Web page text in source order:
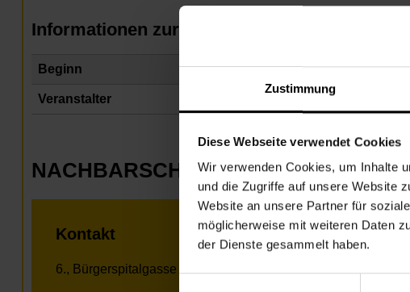
Zustimmung
Diese Webseite verwendet Cookies
Wir verwenden Cookies, um Inhalte
und die Zugriffe auf unsere Website
Website an unsere Partner für
möglicherweise mit weiteren Daten
der Dienste gesammelt haben.
Informationen zur Veranstaltung
Beginn
Veranstalter
NACHBARSCHAFTSZENTRUM 06
Kontakt
6., Bürgerspitalgasse 4-6